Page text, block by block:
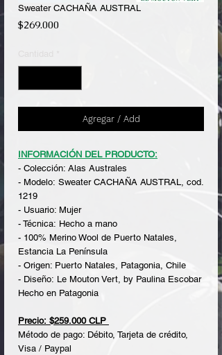
Sweater CACHAÑA AUSTRAL
$269.000
Agregar / Add
INFORMACIÓN DEL PRODUCTO:
- Colección: Alas Australes
- Modelo: Sweater CACHAÑA AUSTRAL, cod.
1219
- Usuario: Mujer
- Técnica: Hecho a mano
- 100% Merino Wool de Puerto Natales,
Estancia La Península
- Origen: Puerto Natales, Patagonia, Chile
- Diseño: Le Mouton Vert, by Paulina Escobar
Hecho en Patagonia
Precio: $259.000 CLP
Método de pago: Débito, Tarjeta de crédito,
Visa / Paypal